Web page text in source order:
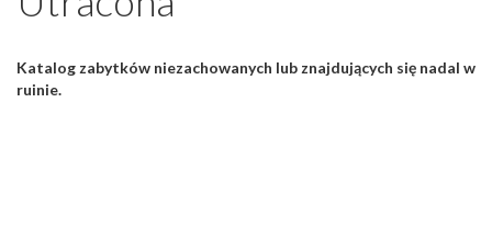
wpis
Katalog zabytków niezachowanych lub znajdujących się nadal w
ruinie.